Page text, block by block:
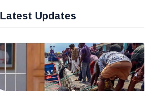
Latest Updates